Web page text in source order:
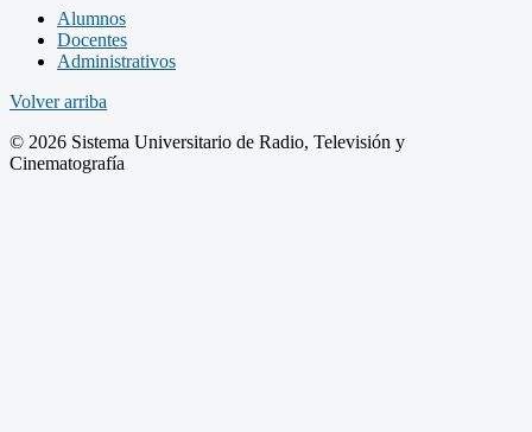
Alumnos
Docentes
Administrativos
Volver arriba
© 2026 Sistema Universitario de Radio, Televisión y
Cinematografía